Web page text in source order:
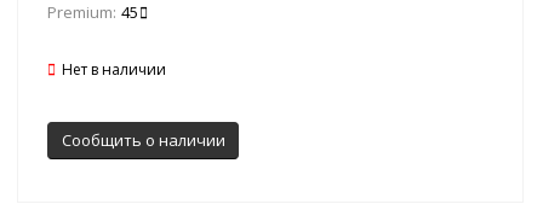
Premium: 45
Нет в наличии
Сообщить о наличии